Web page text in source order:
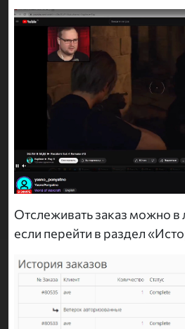
Отслеживать заказ можно в
если перейти в раздел